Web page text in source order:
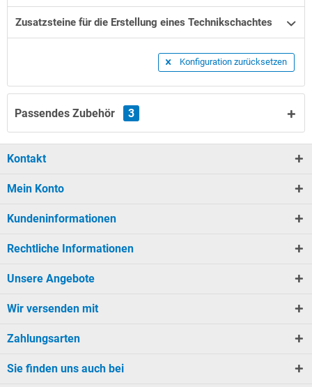
Zusatzsteine für die Erstellung eines Technikschachtes
Konfiguration zurücksetzen
Passendes Zubehör 3
Kontakt
Mein Konto
Kundeninformationen
Rechtliche Informationen
Unsere Angebote
Wir versenden mit
Zahlungsarten
Sie finden uns auch bei